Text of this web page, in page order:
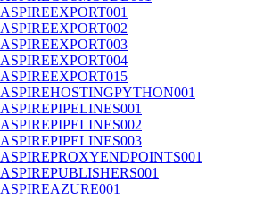
ASPIREEXPORT001
ASPIREEXPORT002
ASPIREEXPORT003
ASPIREEXPORT004
ASPIREEXPORT015
ASPIREHOSTINGPYTHON001
ASPIREPIPELINES001
ASPIREPIPELINES002
ASPIREPIPELINES003
ASPIREPROXYENDPOINTS001
ASPIREPUBLISHERS001
ASPIREAZURE001